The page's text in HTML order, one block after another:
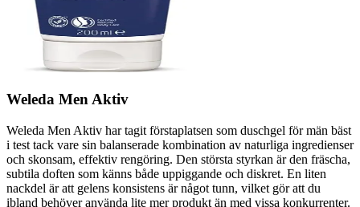
Weleda Men Aktiv
Weleda Men Aktiv har tagit förstaplatsen som duschgel för män bäst
i test tack vare sin balanserade kombination av naturliga ingredienser
och skonsam, effektiv rengöring. Den största styrkan är den fräscha,
subtila doften som känns både uppiggande och diskret. En liten
nackdel är att gelens konsistens är något tunn, vilket gör att du
ibland behöver använda lite mer produkt än med vissa konkurrenter.